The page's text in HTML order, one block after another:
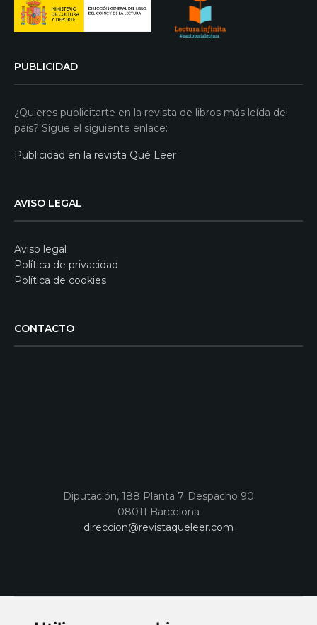
PUBLICIDAD
¿Quieres publicitarte en la revista de libros más leída del
país? Sigue el siguiente enlace:
Publicidad en la revista Qué Leer
AVISO LEGAL
Aviso legal
Política de privacidad
Política de cookies
CONTACTO
Diputación, 188 Planta 7 Despacho 90
08011 Barcelona
direccion@revistaqueleer.com